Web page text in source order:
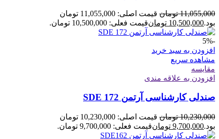
11,055,000 تومان
قیمت اصلی: 11,055,000 تومان
بود.10,500,000 تومانقیمت فعلی: 10,500,000 تومان.
-5%
افزودن به سبد خرید
مشاهده سریع
مقایسه
افزودن به علاقه مندی
صندلی کارشناسی آرتمن SDE 172
10,230,000 تومان
قیمت اصلی: 10,230,000 تومان
بود.9,700,000 تومانقیمت فعلی: 9,700,000 تومان.